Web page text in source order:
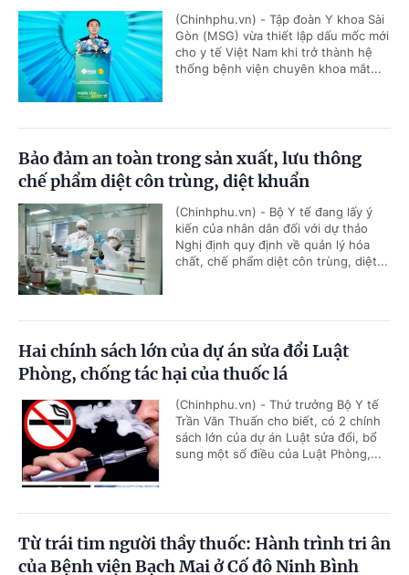
(Chinhphu.vn) - Tập đoàn Y khoa Sài
Gòn (MSG) vừa thiết lập dấu mốc mới
cho y tế Việt Nam khi trở thành hệ
thống bệnh viện chuyên khoa mắt...
Bảo đảm an toàn trong sản xuất, lưu thông
chế phẩm diệt côn trùng, diệt khuẩn
(Chinhphu.vn) - Bộ Y tế đang lấy ý
kiến của nhân dân đối với dự thảo
Nghị định quy định về quản lý hóa
chất, chế phẩm diệt côn trùng, diệt...
Hai chính sách lớn của dự án sửa đổi Luật
Phòng, chống tác hại của thuốc lá
(Chinhphu.vn) - Thứ trưởng Bộ Y tế
Trần Văn Thuấn cho biết, có 2 chính
sách lớn của dự án Luật sửa đổi, bổ
sung một số điều của Luật Phòng,...
Từ trái tim người thầy thuốc: Hành trình tri ân
của Bệnh viện Bạch Mai ở Cố đô Ninh Bình